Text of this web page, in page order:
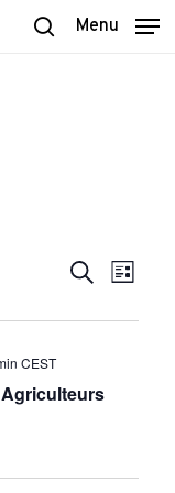
Menu
vues
Recherche
de
Liste
CEST